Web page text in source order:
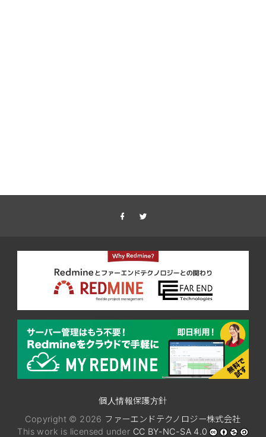
個人情報保護方針
Copyright © 2026 ファーエンドテクノロジー株式会社
This work is licensed under CC BY-NC-SA 4.0